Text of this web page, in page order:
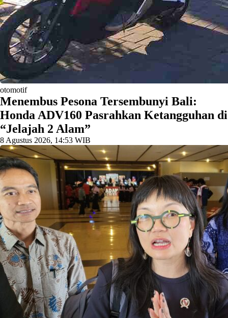
otomotif
Menembus Pesona Tersembunyi Bali:
Honda ADV160 Pasrahkan Ketangguhan di
“Jelajah 2 Alam”
8 Agustus 2026, 14:53 WIB